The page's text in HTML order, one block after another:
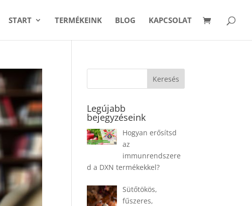
START TERMÉKEINK BLOG KAPCSOLAT
Legújabb
bejegyzéseink
Hogyan erősítsd
az
immunrendszere
d a DXN termékekkel?
Sütőtökös,
fűszeres,